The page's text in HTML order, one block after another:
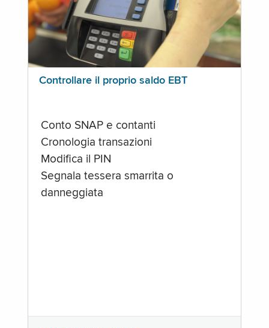
Controllare il proprio saldo EBT
Conto SNAP e contanti
Cronologia transazioni
Modifica il PIN
Segnala tessera smarrita o
danneggiata